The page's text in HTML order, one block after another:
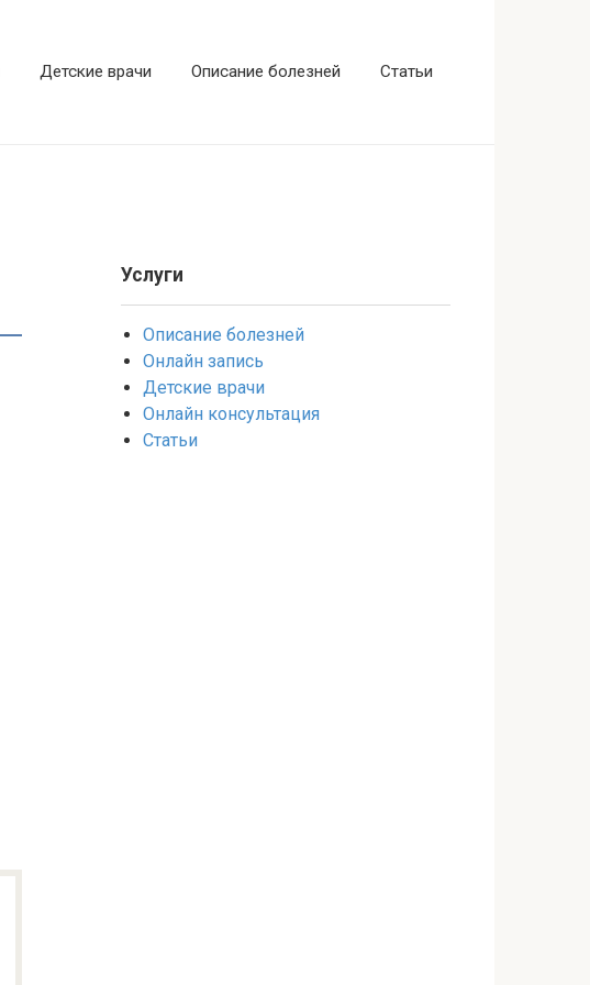
Детские врачи Описание болезней Статьи
Услуги
Описание болезней
Онлайн запись
Детские врачи
Онлайн консультация
Статьи